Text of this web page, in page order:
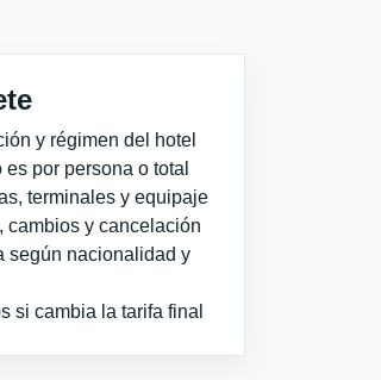
y régimen del hotel
por persona o total
terminales y equipaje
cambios y cancelación
según nacionalidad y
si cambia la tarifa final